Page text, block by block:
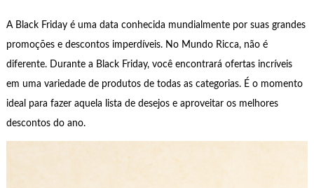
A Black Friday é uma data conhecida mundialmente por suas grandes
promoções e descontos imperdíveis. No Mundo Ricca, não é
diferente. Durante a Black Friday, você encontrará ofertas incríveis
em uma variedade de produtos de todas as categorias. É o momento
ideal para fazer aquela lista de desejos e aproveitar os melhores
descontos do ano.